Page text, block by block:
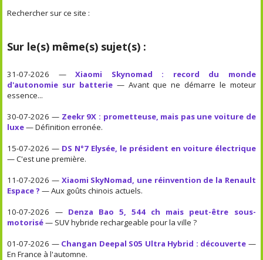
Rechercher sur ce site :
Sur le(s) même(s) sujet(s) :
31-07-2026 —Xiaomi Skynomad : record du monde
d'autonomie sur batterie — Avant que ne démarre le moteur
essence...
30-07-2026 — Zeekr 9X : prometteuse, mais pas une voiture de
luxe— Définition erronée.
15-07-2026 — DS N°7 Elysée, le président en voiture électrique
— C'est une première.
11-07-2026 — Xiaomi SkyNomad, une réinvention de la Renault
Espace ? — Aux goûts chinois actuels.
10-07-2026 — Denza Bao 5, 544 ch mais peut-être sous-
motorisé— SUV hybride rechargeable pour la ville ?
01-07-2026 — Changan Deepal S05 Ultra Hybrid : découverte —
En France à l'automne.